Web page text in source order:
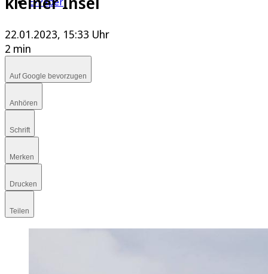
22.01.2023, 15:33 Uhr
2 min
Auf Google bevorzugen
Anhören
Schrift
Merken
Drucken
Teilen